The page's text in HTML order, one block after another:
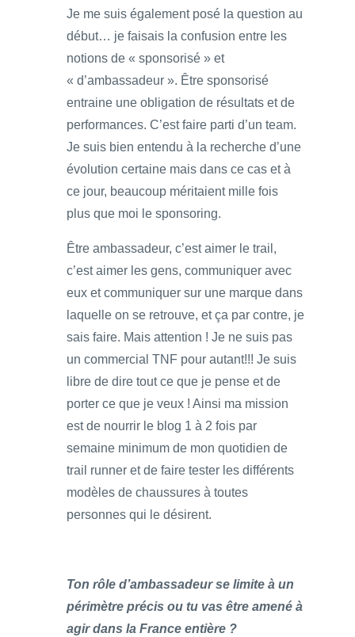
Je me suis également posé la question au
début… je faisais la confusion entre les
notions de « sponsorisé » et
« d’ambassadeur ». Être sponsorisé
entraine une obligation de résultats et de
performances. C’est faire parti d’un team.
Je suis bien entendu à la recherche d’une
évolution certaine mais dans ce cas et à
ce jour, beaucoup méritaient mille fois
plus que moi le sponsoring.
Être ambassadeur, c’est aimer le trail,
c’est aimer les gens, communiquer avec
eux et communiquer sur une marque dans
laquelle on se retrouve, et ça par contre, je
sais faire. Mais attention ! Je ne suis pas
un commercial TNF pour autant!!! Je suis
libre de dire tout ce que je pense et de
porter ce que je veux ! Ainsi ma mission
est de nourrir le blog 1 à 2 fois par
semaine minimum de mon quotidien de
trail runner et de faire tester les différents
modèles de chaussures à toutes
personnes qui le désirent.
Ton rôle d’ambassadeur se limite à un
périmètre précis ou tu vas être amené à
agir dans la France entière ?